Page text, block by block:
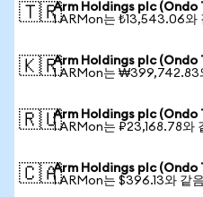
🇹🇷Arm Holdings plc (Ondo
1 ARMon는 ₺13,543.06와
🇰🇷Arm Holdings plc (Ondo
1 ARMon는 ₩399,742.83
🇷🇺Arm Holdings plc (Ondo
1 ARMon는 ₽23,168.78와
🇨🇦Arm Holdings plc (Ondo
1 ARMon는 $396.13와 같음